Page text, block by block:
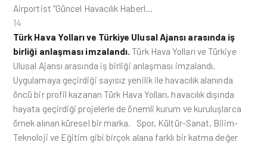
Airportist “Güncel Havacılık Haberl…
14
Türk Hava Yolları ve Türkiye Ulusal Ajansı arasında iş
birliği anlaşması imzalandı. Türk Hava Yolları ve Türkiye
Ulusal Ajansı arasında iş birliği anlaşması imzalandı.
Uygulamaya geçirdiği sayısız yenilik ile havacılık alanında
öncü bir profil kazanan Türk Hava Yolları, havacılık dışında
hayata geçirdiği projelerle de önemli kurum ve kuruluşlarca
örnek alınan küresel bir marka. Spor, Kültür-Sanat, Bilim-
Teknoloji ve Eğitim gibi birçok alana farklı bir katma değer